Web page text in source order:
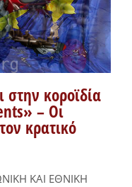
κοροϊδία
– Οι
κρατικό
ΚΑΙ ΕΘΝΙΚΗ